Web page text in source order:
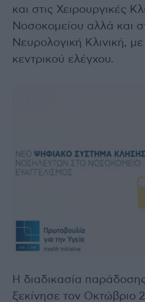
και στις Χειρουργικές
Νοσοκομείου αλλά και
Νευρολογική Κλινική,
κεντρικού ελέγχου.
Η διαδικασία
ξεκίνησε τον Οκτώβριο